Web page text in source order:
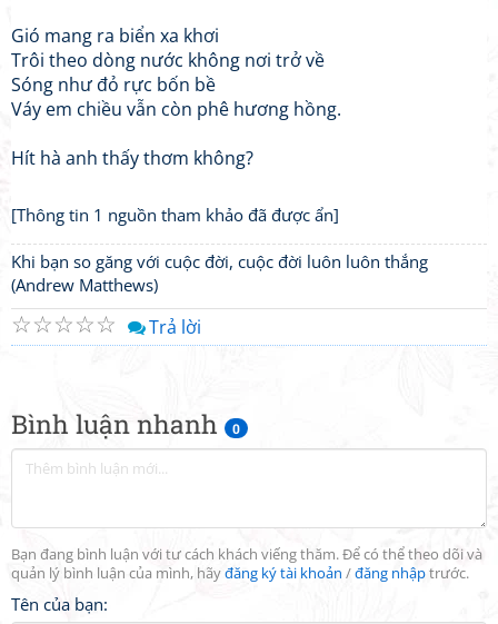
Bình luận nhanh 0
Bạn đang bình luận với tư cách khách viếng thăm. Để có thể theo dõi và
quản lý bình luận của mình, hãyđăng ký tài khoản /đăng nhậptrước.
Tên của bạn:
Gió mang ra biển xa khơi
Trôi theo dòng nước không nơi trở về
Sóng như đỏ rực bốn bề
Váy em chiều vẫn còn phê hương hồng.
Hít hà anh thấy thơm không?
[Thông tin 1 nguồn tham khảo đã được ẩn]
Khi bạn so găng với cuộc đời, cuộc đời luôn luôn thắng
(Andrew Matthews)
☆
☆
☆
☆
☆ Trả lời